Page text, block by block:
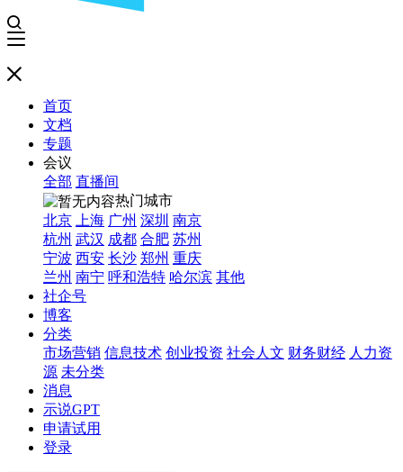
首页
文档
专题
会议
全部 直播间
热门城市
北京
上海 广州 深圳 南京
杭州 武汉 成都 合肥 苏州
宁波 西安 长沙 郑州 重庆
兰州 南宁 呼和浩特 哈尔滨 其他
社企号
博客
分类
市场营销 信息技术 创业投资 社会人文 财务财经 人力资
源 未分类
消息
示说GPT
申请试用
登录